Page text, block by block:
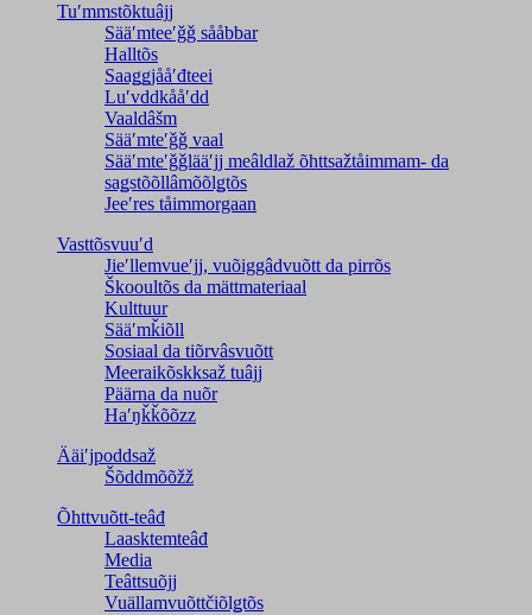
Tuʹmmstõktuâjj
Sääʹmteeʹǧǧ sååbbar
Halltõs
Saaǥǥjååʹđteei
Luʹvddkååʹdd
Vaaldâšm
Sääʹmteʹǧǧ vaal
Sääʹmteʹǧǧlääʹjj meâldlaž õhttsažtåimmam- da
saǥstõõllâmõõlǥtõs
Jeeʹres tåimmorgaan
Vasttõsvuuʹd
Jieʹllemvueʹjj, vuõiggâdvuõtt da pirrõs
Škooultõs da mättmateriaal
Kulttuur
Sääʹmǩiõll
Sosiaal da tiõrvâsvuõtt
Meeraikõskksaž tuâjj
Päärna da nuõr
Haʹŋǩǩõõzz
Ääiʹjpoddsaž
Šõddmõõžž
Õhttvuõtt-teâđ
Laasktemteâđ
Media
Teâttsuõjj
Vuällamvuõttčiõlǥtõs